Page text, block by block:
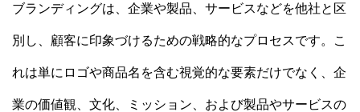
ブランディングは、企業や製品、サービスなどを他社と区
別し、顧客に印象づけるための戦略的なプロセスです。こ
れは単にロゴや商品名を含む視覚的な要素だけでなく、企
業の価値観、文化、ミッション、および製品やサービスの